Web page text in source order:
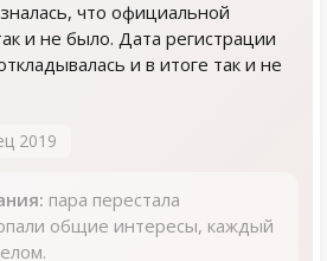
что официальной
и не было. Дата регистрации
и в итоге так и не
2019
пара перестала
общие интересы, каждый